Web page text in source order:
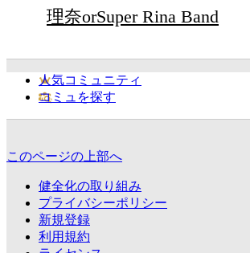
理奈orSuper Rina Band
人気コミュニティ
コミュを探す
このページの上部へ
健全化の取り組み
プライバシーポリシー
新規登録
利用規約